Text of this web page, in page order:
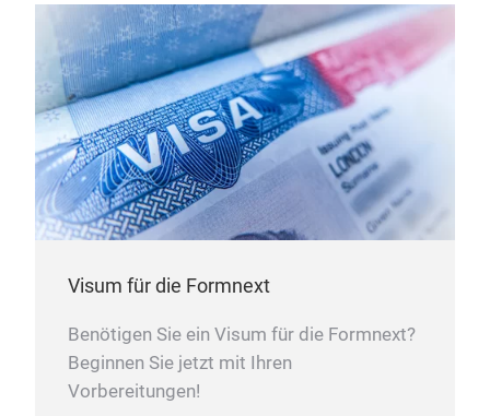
Visum für die Formnext
Benötigen Sie ein Visum für die Formnext?
Beginnen Sie jetzt mit Ihren
Vorbereitungen!